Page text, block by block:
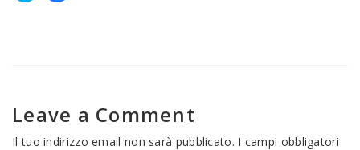
nuova
finestra)
finestra)
Leave a Comment
Il tuo indirizzo email non sarà pubblicato. I campi obbligatori